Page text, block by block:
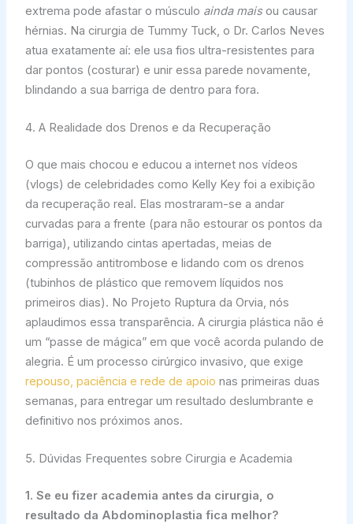
extrema pode afastar o músculo ainda maisou causar
hérnias. Na cirurgia de Tummy Tuck, o Dr. Carlos Neves
atua exatamente aí: ele usa fios ultra-resistentes para
dar pontos (costurar) e unir essa parede novamente,
blindando a sua barriga de dentro para fora.
4. A Realidade dos Drenos e da Recuperação
O que mais chocou e educou a internet nos vídeos
(vlogs) de celebridades como Kelly Key foi a exibição
da recuperação real. Elas mostraram-se a andar
curvadas para a frente (para não estourar os pontos da
barriga), utilizando cintas apertadas, meias de
compressão antitrombose e lidando com os drenos
(tubinhos de plástico que removem líquidos nos
primeiros dias). No Projeto Ruptura da Orvia, nós
aplaudimos essa transparência. A cirurgia plástica não é
um “passe de mágica” em que você acorda pulando de
alegria. É um processo cirúrgico invasivo, que exige
repouso, paciência e rede de apoio nas primeiras duas
semanas, para entregar um resultado deslumbrante e
definitivo nos próximos anos.
5. Dúvidas Frequentes sobre Cirurgia e Academia
1. Se eu fizer academia antes da cirurgia, o
resultado da Abdominoplastia fica melhor?